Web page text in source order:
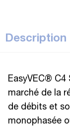
Description
EasyVEC®
marché de la
de débits et
monophasée